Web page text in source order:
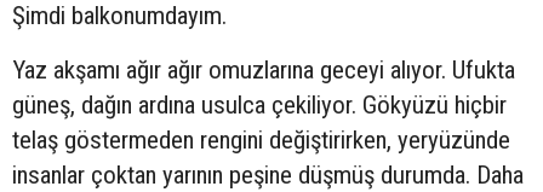
Şimdi balkonumdayım.
Yaz akşamı ağır ağır omuzlarına geceyi alıyor. Ufukta
güneş, dağın ardına usulca çekiliyor. Gökyüzü hiçbir
telaş göstermeden rengini değiştirirken, yeryüzünde
insanlar çoktan yarının peşine düşmüş durumda. Daha